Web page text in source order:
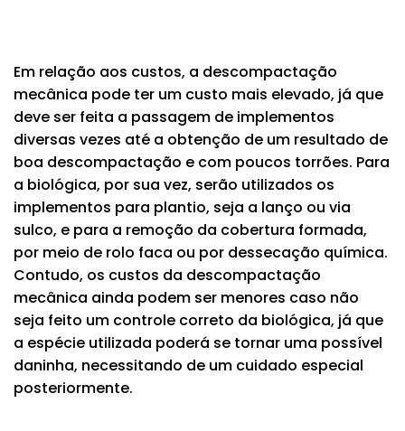
Em relação aos custos, a descompactação
mecânica pode ter um custo mais elevado, já que
deve ser feita a passagem de implementos
diversas vezes até a obtenção de um resultado de
boa descompactação e com poucos torrões. Para
a biológica, por sua vez, serão utilizados os
implementos para plantio, seja a lanço ou via
sulco, e para a remoção da cobertura formada,
por meio de rolo faca ou por dessecação química.
Contudo, os custos da descompactação
mecânica ainda podem ser menores caso não
seja feito um controle correto da biológica, já que
a espécie utilizada poderá se tornar uma possível
daninha, necessitando de um cuidado especial
posteriormente.